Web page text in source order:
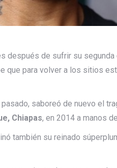
después de sufrir su
que para volver a los sitios
saboreó de nuevo el
Chiapas, en 2014 a manos
también su reinado